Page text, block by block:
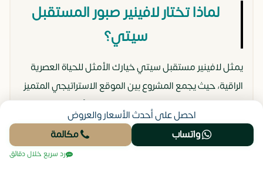
لماذا تختار لافينير صبور المستقبل
سيتي؟
يمثل لافينير مستقبل سيتي خيارك الأمثل للحياة العصرية
الراقية، حيث يجمع المشروع بين الموقع الاستراتيجي المتميز
في قلب مدينة المستقبل وسمعة شركة الأهلي صبور
العريقة في مجال التطوير العقاري، كما يتفرد المشروع
بتصميماته المعمارية الفريدة المستوحاة من الطراز الفرنسي،
مع مساحات خضراء شاسعة وبحيرات صناعية تخلق أجواءً
احصل على أحدث الأسعار والعروض
واتساب
مكالمة
رد سريع خلال دقائق